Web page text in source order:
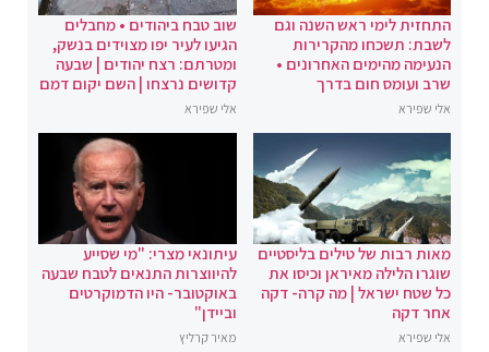
התחזית לימי ראש השנה וגם
לשבת: תשכחו מהקרירות
הנעימה מהימים האחרונים •
שרב ועומס חום בדרך
אלי שפירא
שוב טבח ביהודים • מחבלים
הגיעו לעיר יפו מצוידים בנשק,
ומטרתם: רצח יהודים | שבעה
קדושים נרצחו | השם יקום דמם
אלי שפירא
מאות רבות של טילים בליסטיים
שוגרו הלילה מאיראן וכיסו את
כל שטח ישראל | מה קרה- דקה
אחר דקה
אלי שפירא
עיתונאי מצרי: "מי שסייע
להיווצרות התנאים לטבח שבעה
באוקטובר- היו הדמוקרטים
וביידן"
מאיר קרליץ